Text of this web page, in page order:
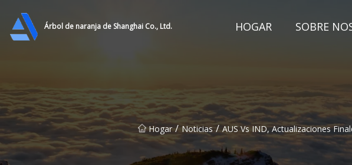
Árbol de naranja de Shanghai Co., Ltd. HOGAR SOBRE
Hogar / Noticias / AUS Vs IND, Actualizaciones